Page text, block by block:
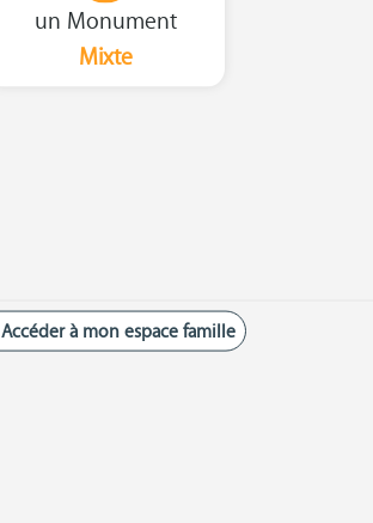
un Monument
Mixte
Accéder à mon espace famille